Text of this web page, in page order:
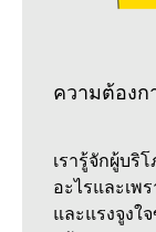
ความต้องก
เรารู้จักผู้บริ
อะไรและเพ
และแรงจูงใ